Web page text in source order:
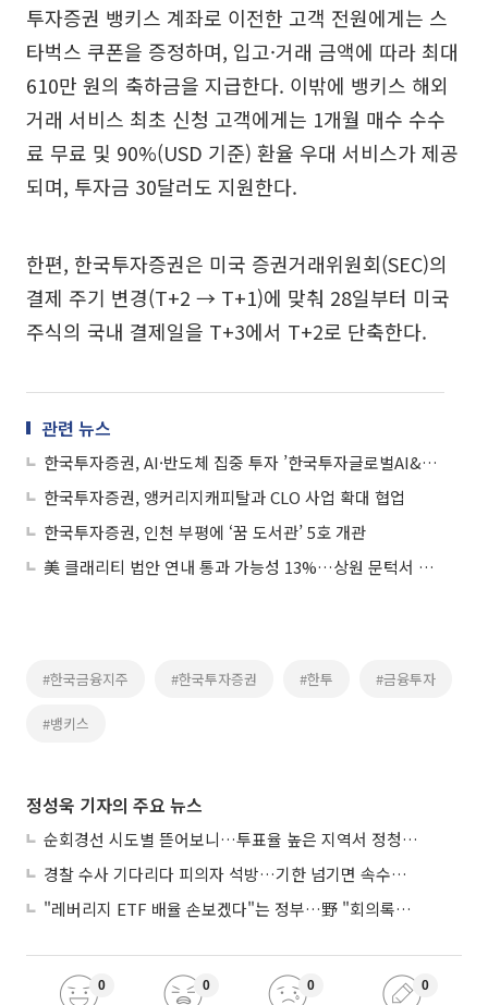
투자증권 뱅키스 계좌로 이전한 고객 전원에게는 스
타벅스 쿠폰을 증정하며, 입고·거래 금액에 따라 최대
610만 원의 축하금을 지급한다. 이밖에 뱅키스 해외
거래 서비스 최초 신청 고객에게는 1개월 매수 수수
료 무료 및 90%(USD 기준) 환율 우대 서비스가 제공
되며, 투자금 30달러도 지원한다.
한편, 한국투자증권은 미국 증권거래위원회(SEC)의
결제 주기 변경(T+2 → T+1)에 맞춰 28일부터 미국
주식의 국내 결제일을 T+3에서 T+2로 단축한다.
관련 뉴스
한국투자증권, AI·반도체 집중 투자 ’한국투자글로벌AI&반도체TOP10펀드’ 추천
한국투자증권, 앵커리지캐피탈과 CLO 사업 확대 협업
한국투자증권, 인천 부평에 ‘꿈 도서관’ 5호 개관
美 클래리티 법안 연내 통과 가능성 13%…상원 문턱서 제동
#한국금융지주 #한국투자증권 #한투 #금융투자
#뱅키스
정성욱 기자의 주요 뉴스
순회경선 시도별 뜯어보니…투표율 높은 지역서 정청래 강세
경찰 수사 기다리다 피의자 석방…기한 넘기면 속수무책
"레버리지 ETF 배율 손보겠다"는 정부…野 "회의록부터 내놔야"
0 0 0 0